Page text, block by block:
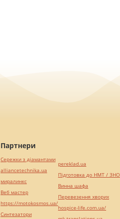
Партнери
Сережки з діамантами
alliancetechnika.ua
миралинкс
Веб мастер
https://motokosmos.ua/
Синтезатори
pereklad.ua
Підготовка до НМТ / ЗНО
Винна шафа
Перевезення хворих
hospice-life.com.ua/